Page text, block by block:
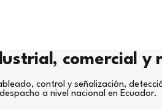
comercial y
control y señalización,
a nivel nacional en Ecuador.